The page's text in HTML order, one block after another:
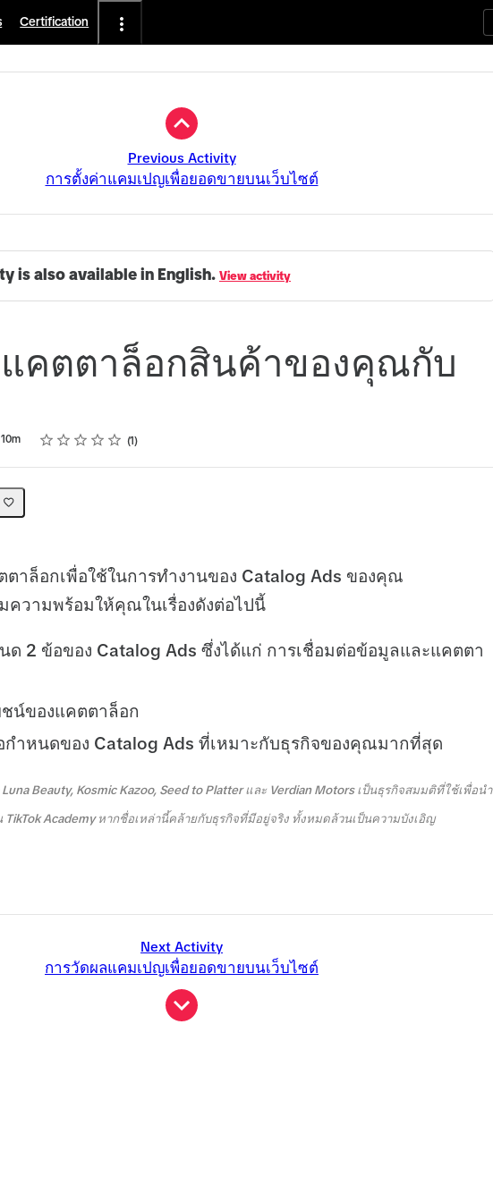
Certification
Previous Activity
การตั้งค่าแคมเปญเพื่อยอดขายบนเว็บไซต์
is also available in English. View activity
แคตตาล็อกสินค้าของคุณกับ
10m Rating
1 star
2 stars
3 stars
4 stars
5 stars 1
ตาล็อกเพื่อใช้ในการทำงานของ Catalog Ads ของคุณ
ความพร้อมให้คุณในเรื่องดังต่อไปนี้
ด 2 ข้อของ Catalog Ads ซึ่งได้แก่ การเชื่อมต่อข้อมูลและแคตตา
ชน์ของแคตตาล็อก
กำหนดของ Catalog Ads ที่เหมาะกับธุรกิจของคุณมากที่สุด
Beauty, Kosmic Kazoo, Seed to Platter และ Verdian Motors เป็นธุรกิจสมมติที่ใช้เพื่อนำ
TikTok Academy หากชื่อเหล่านี้คล้ายกับธุรกิจที่มีอยู่จริง ทั้งหมดล้วนเป็นความบังเอิญ
Next Activity
การวัดผลแคมเปญเพื่อยอดขายบนเว็บไซต์